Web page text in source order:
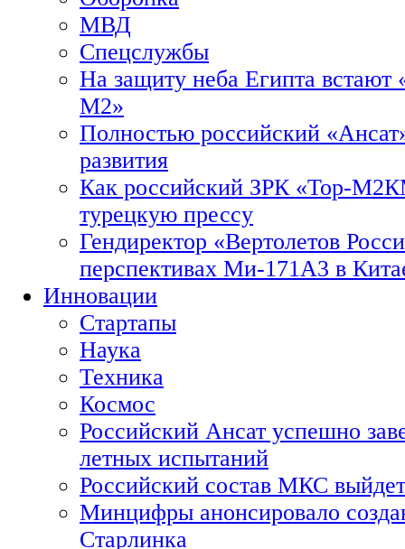
МВД
Спецслужбы
На защиту неба Египта встают
М2»
Полностью российский
развития
Как российский ЗРК «Тор-
турецкую прессу
Гендиректор «Вертолетов
перспективах Ми-171А3 в
Инновации
Стартапы
Наука
Техника
Космос
Российский Ансат успешно
летных испытаний
Российский состав МКС
Минцифры анонсировало
Старлинка